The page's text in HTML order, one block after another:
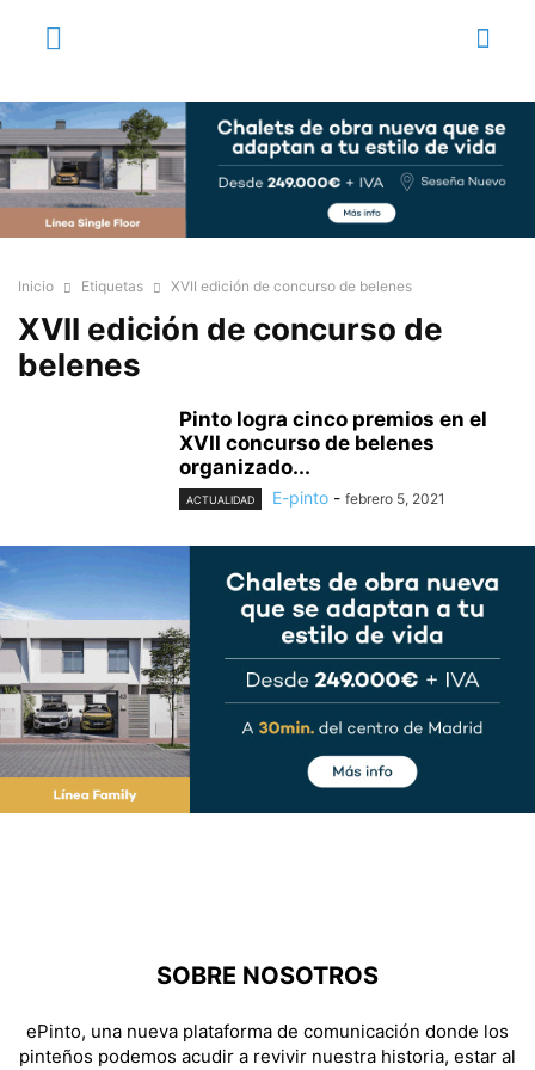
Inicio Etiquetas XVII edición de concurso de belenes
XVII edición de concurso de
belenes
Pinto logra cinco premios en el
XVII concurso de belenes
organizado...
ACTUALIDAD E-pinto - febrero 5, 2021
SOBRE NOSOTROS
ePinto, una nueva plataforma de comunicación donde los
pinteños podemos acudir a revivir nuestra historia, estar al